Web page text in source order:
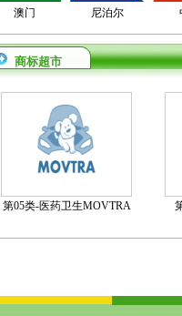
澳门 尼泊尔
商标超市
第05类-医药卫生MOVTRA